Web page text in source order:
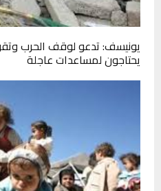
يحتاجون لمساعدات عاجلة